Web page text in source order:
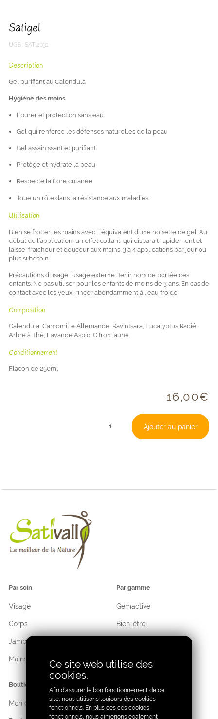
Satigel
UGS : SATI2031
Description
Gel purifiant au Calendula
Hygiène des mains
Epurer et protection sans eau
Gel qui renforce les défenses naturelles de la peau
Gel assainissant et purifiant
Protège et hydrate la peau
Respecte la flore cutanée
Joue un rôle dans la résistance aux maladies
Utilisation
Bien se frotter les mains avec l’équivalent d’une noisette de gel. Au
début de l’application, un effet collant qui disparait rapidement et
laisse fraîcheur et douceur aux mains. 3 à 4 applications par jour ou
plus si besoin.
Précautions d’usage : usage externe. Tenir hors de portée des
enfants. Ne pas utiliser pour les enfants de moins de 3 ans. En cas de
contact avec les yeux, rincer abondamment à l’eau froide
Composition
Calendula, Camomille Allemande, Ravintsara, Eucalyptus Radié,
Arbre à Thé, Lavande Aspic, Citron jaune.
Conditionnement
Flacon de 250ml
16,00€
Ajouter au panier
Par soin
Visage
Corps
Jambes
Mains
Par gamme
Gemactive
Bien-être
Cosmétique
Boutique
Mon compte
Ce site web utilise des
cookies.
Afin d'assurer le bon fonctionnement de ce
site, nous utilisons toujours des cookies
fonctionnels. En plus des ces cookies
fonctionnels, nous aimerions également